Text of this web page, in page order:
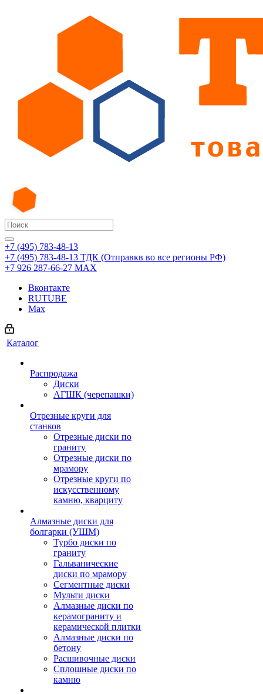
+7 (495) 783-48-13
+7 (495) 783-48-13 ТДК (Отправкв во все регионы РФ)
+7 926 287-66-27 МАХ
Вконтакте
RUTUBE
Max
Каталог
Распродажа
Диски
АГШК (черепашки)
Отрезные круги для
станков
Отрезные диски по
граниту
Отрезные диски по
мрамору
Отрезные круги по
искусственному
камню, кварциту
Алмазные диски для
болгарки (УШМ)
Турбо диски по
граниту
Гальванические
диски по мрамору
Сегментные диски
Мульти диски
Алмазные диски по
керамограниту и
керамической плитки
Алмазные диски по
бетону
Расшивочные диски
Сплошные диски по
камню